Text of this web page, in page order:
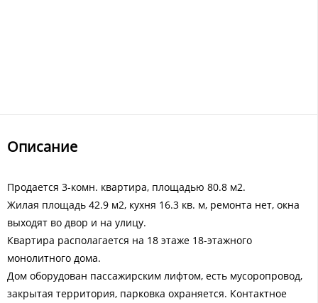
Описание
Продается 3-комн. квартира, площадью 80.8 м2.
Жилая площадь 42.9 м2, кухня 16.3 кв. м, ремонта нет, окна
выходят во двор и на улицу.
Квартира располагается на 18 этаже 18-этажного
монолитного дома.
Дом оборудован пассажирским лифтом, есть мусоропровод,
закрытая территория, парковка охраняется. Контактное